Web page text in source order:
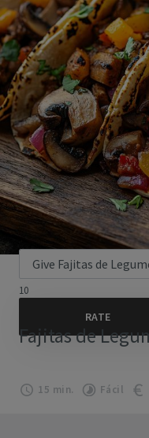
10
Fajitas de
15 min. Fácil